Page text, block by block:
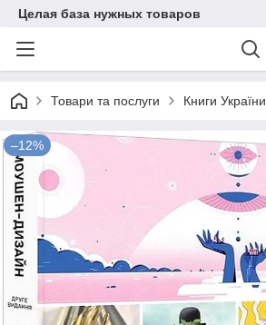
Целая база нужных товаров
Товари та послуги Книги України
–12%